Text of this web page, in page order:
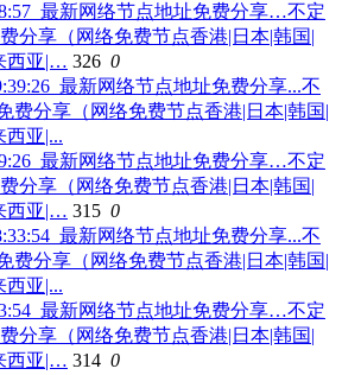
最新网络节点地址免费分享…不定
分享（网络免费节点香港|日本|韩国|
西亚|… 326 0
最新网络节点地址免费分享…不定
分享（网络免费节点香港|日本|韩国|
西亚|… 315 0
最新网络节点地址免费分享…不定
分享（网络免费节点香港|日本|韩国|
西亚|… 314 0